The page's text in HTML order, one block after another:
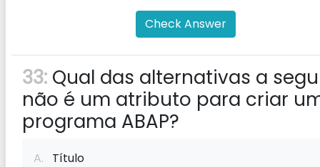
Check Answer
33: Qual das alternativas a
não é um atributo para criar
programa ABAP?
A. Título